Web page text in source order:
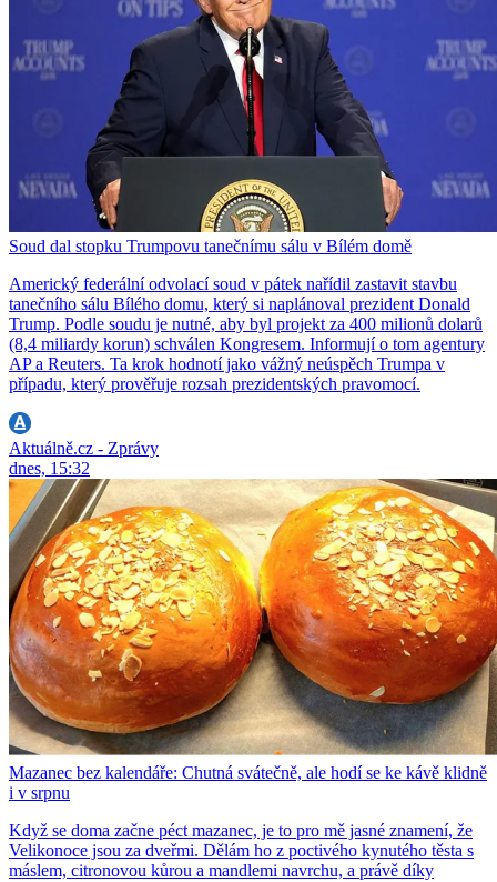
Soud dal stopku Trumpovu tanečnímu sálu v Bílém domě
Americký federální odvolací soud v pátek nařídil zastavit stavbu
tanečního sálu Bílého domu, který si naplánoval prezident Donald
Trump. Podle soudu je nutné, aby byl projekt za 400 milionů dolarů
(8,4 miliardy korun) schválen Kongresem. Informují o tom agentury
AP a Reuters. Ta krok hodnotí jako vážný neúspěch Trumpa v
případu, který prověřuje rozsah prezidentských pravomocí.
Aktuálně.cz - Zprávy
dnes, 15:32
Mazanec bez kalendáře: Chutná svátečně, ale hodí se ke kávě klidně
i v srpnu
Když se doma začne péct mazanec, je to pro mě jasné znamení, že
Velikonoce jsou za dveřmi. Dělám ho z poctivého kynutého těsta s
máslem, citronovou kůrou a mandlemi navrchu, a právě díky